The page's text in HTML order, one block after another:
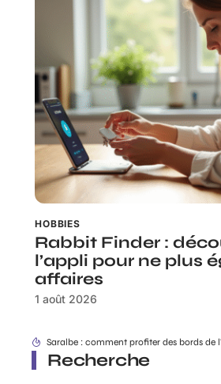
HOBBIES
Rabbit Finder :
l’appli pour ne plus
affaires
1 août 2026
Recherche